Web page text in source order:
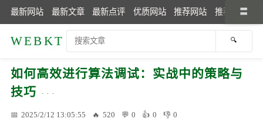
最新网站 最新文章 最新点评 优质网站 推荐网站 推荐文章
WEBKT
如何高效进行算法调试：实战中的策略与
技巧
2025/2/12 13:05:55 520 0 0 0